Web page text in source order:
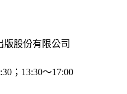
版股份有限公司
；13:30～17:00